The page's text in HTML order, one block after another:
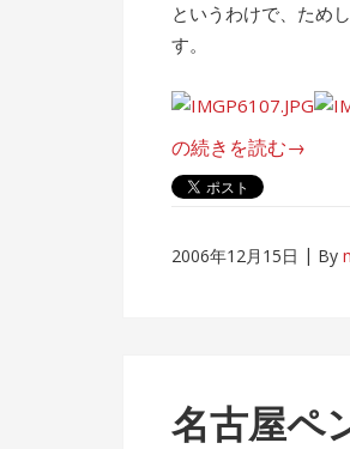
というわけで、ため
す。
“東
京
の続きを読む→
2006年12月15日 By
名古屋ペ